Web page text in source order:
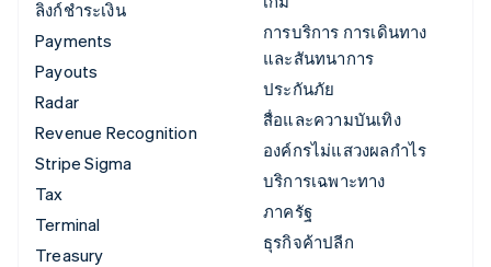
ลิงก์ชำระเงิน
Payments
Payouts
Radar
Revenue Recognition
Stripe Sigma
Tax
Terminal
Treasury
การบริการ การเดินทาง
และสันทนาการ
ประกันภัย
สื่อและความบันเทิง
องค์กรไม่แสวงผลกำไร
บริการเฉพาะทาง
ภาครัฐ
ธุรกิจค้าปลีก